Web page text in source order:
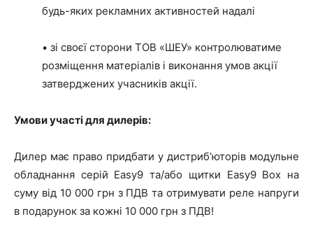
будь-яких рекламних активностей надалі
• зі своєї сторони ТОВ «ШЕУ» контролюватиме
розміщення матеріалів і виконання умов акції
затверджених учасників акції.
Умови участі для дилерів:
Дилер має право придбати у дистриб’юторів модульне
обладнання серій Easy9 та/або щитки Easy9 Box на
суму від 10 000 грн з ПДВ та отримувати реле напруги
в подарунок за кожні 10 000 грн з ПДВ!